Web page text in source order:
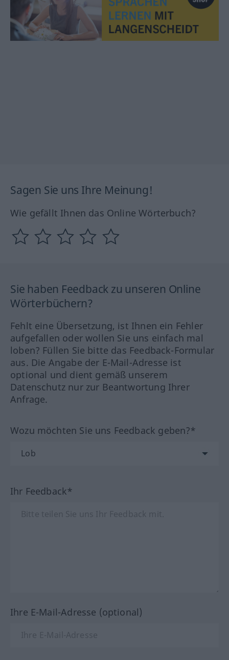
Sagen Sie uns Ihre Meinung!
Wie gefällt Ihnen das Online Wörterbuch?
Sie haben Feedback zu unseren Online
Wörterbüchern?
Fehlt eine Übersetzung, ist Ihnen ein Fehler
aufgefallen oder wollen Sie uns einfach mal
loben? Füllen Sie bitte das Feedback-Formular
aus. Die Angabe der E-Mail-Adresse ist
optional und dient gemäß unserem
Datenschutz nur zur Beantwortung Ihrer
Anfrage.
Wozu möchten Sie uns Feedback geben?*
Ihr Feedback*
Ihre E-Mail-Adresse (optional)